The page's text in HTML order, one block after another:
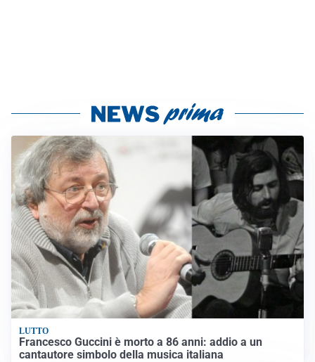
LUTTO
Francesco Guccini è morto a 86 anni: addio a un
cantautore simbolo della musica italiana